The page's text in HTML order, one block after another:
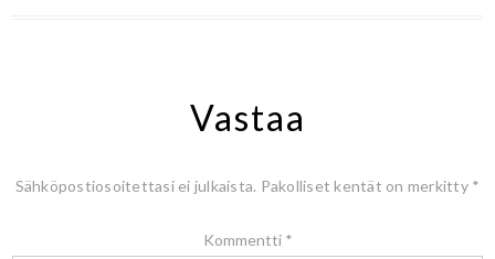
Vastaa
Sähköpostiosoitettasi ei julkaista. Pakolliset kentät on merkitty *
Kommentti *